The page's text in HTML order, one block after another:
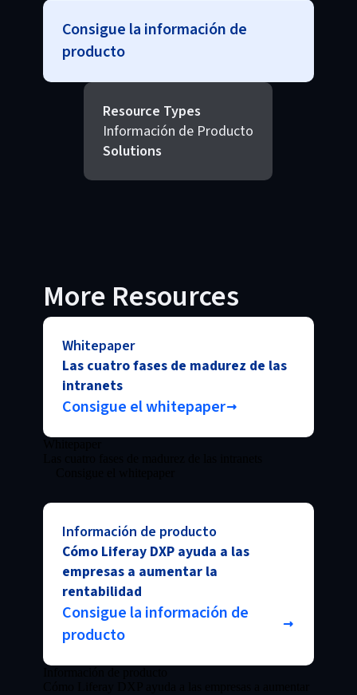
Consigue la información de
producto
Resource Types
Información de Producto
Solutions
More Resources
Whitepaper
Las cuatro fases de madurez de las
intranets
Consigue el whitepaper
Información de producto
Cómo Liferay DXP ayuda a las
empresas a aumentar la
rentabilidad
Consigue la información de
producto